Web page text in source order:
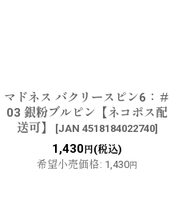
マドネス バクリースピン6：＃
03 銀粉ブルピン【ネコポス配
送可】
[JAN 4518184022740]
1,430 円(税込)
希望小売価格: 1,430円